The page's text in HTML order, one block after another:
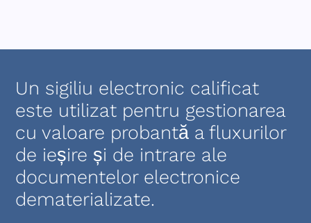
Un sigiliu electronic calificat
este utilizat pentru gestionarea
cu valoare probantă a fluxurilor
de ieșire și de intrare ale
documentelor electronice
dematerializate.